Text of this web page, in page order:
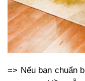
=> Nếu bạn chuẩn